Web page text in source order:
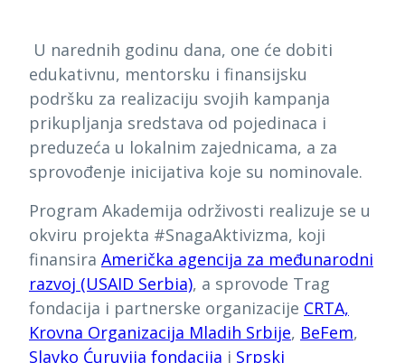
U narednih godinu dana, one će dobiti
edukativnu, mentorsku i finansijsku
podršku za realizaciju svojih kampanja
prikupljanja sredstava od pojedinaca i
preduzeća u lokalnim zajednicama, a za
sprovođenje inicijativa koje su nominovale.
Program Akademija održivosti realizuje se u
okviru projekta #SnagaAktivizma, koji
finansira Američka agencija za međunarodni
razvoj (USAID Serbia), a sprovode Trag
fondacija i partnerske organizacije CRTA,
Krovna Organizacija Mladih Srbije, BeFem,
Slavko Ćuruvija fondacija i Srpski